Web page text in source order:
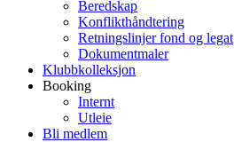
Beredskap
Konflikthåndtering
Retningslinjer fond og legat
Dokumentmaler
Klubbkolleksjon
Booking
Internt
Utleie
Bli medlem